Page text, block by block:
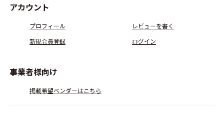
アカウント
プロフィール
レビューを書く
新規会員登録
ログイン
事業者様向け
掲載希望ベンダーはこちら